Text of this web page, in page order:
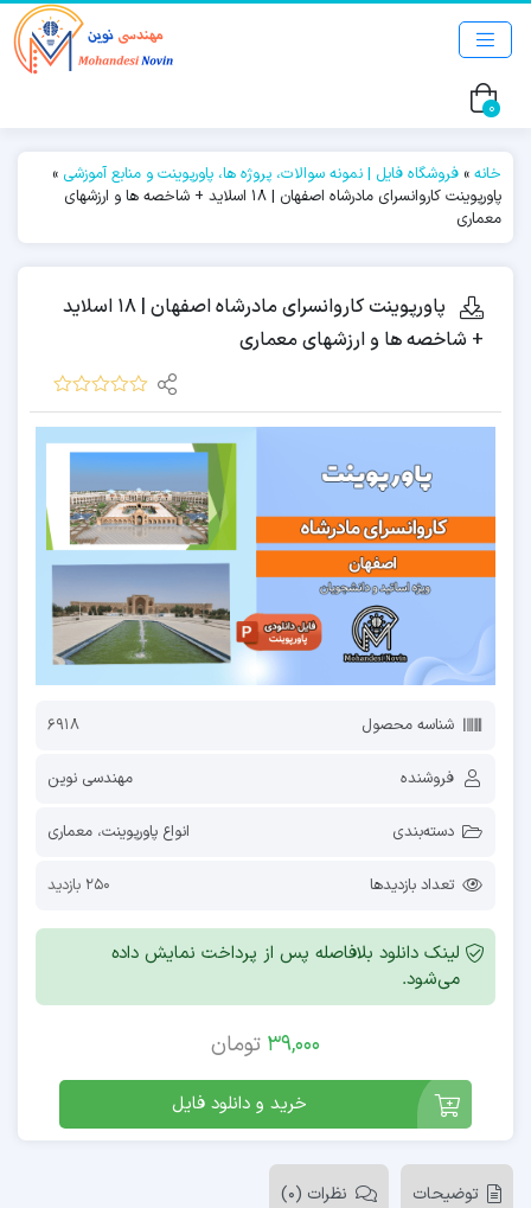
0
خانه » فروشگاه فایل | نمونه سوالات، پروژه ها، پاورپوینت و منابع آموزشی »
پاورپوینت کاروانسرای مادرشاه اصفهان | ۱۸ اسلاید + شاخصه ها و ارزشهای
معماری
پاورپوینت کاروانسرای مادرشاه اصفهان | ۱۸ اسلاید
+ شاخصه ها و ارزشهای معماری
شناسه محصول 6918
فروشنده مهندسی نوین
دسته‌بندی انواع پاورپوینت، معماری
تعداد بازدیدها 250 بازدید
لینک دانلود بلافاصله پس از پرداخت نمایش داده
می‌شود.
39,000 تومان
خرید و دانلود فایل
توضیحات نظرات (0)